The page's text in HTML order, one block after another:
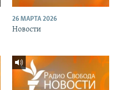
26 МАРТА 2026
Новости